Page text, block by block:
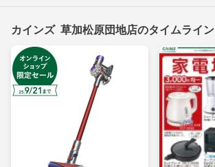
カインズ 草加松原団地店のタイムライン